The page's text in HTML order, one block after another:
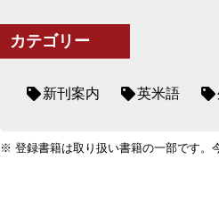
カテゴリー
新刊案内 英米語
※ 登録書籍は取り扱い書籍の一部です。